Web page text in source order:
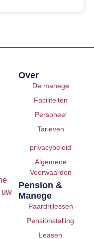
Over
De manege
Faciliteiten
Personeel
Tarieven
privacybeleid
Algemene
Voorwaarden
Pension &
Manege
Paardrijlessen
Pensionstalling
Leasen
uw